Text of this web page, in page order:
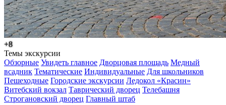
+8
Темы экскурсии
Обзорные Увидеть главное Дворцовая площадь Медный
всадник Тематические Индивидуальные Для школьников
Пешеходные Городские экскурсии Ледокол «Красин»
Витебский вокзал Таврический дворец Телебашня
Строгановский дворец Главный штаб